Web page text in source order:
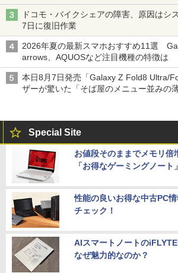
ドコモ・バイクシェアの障害、原因は
7日に復旧作業
2026年夏の最新スマホおすすめ11選
arrows、AQUOSなど注目機種の特徴は
本日8月7日発売「Galaxy Z Fold8 Ultra/
ザーが驚いた「そば屋のメニュー並みの薄
Special Site
お値段そのままでメモリ倍
「お得なゲーミングノート」
性能の良いお得な中古PC
チェック！
AIスマートノートの
なぜ魅力的なのか？